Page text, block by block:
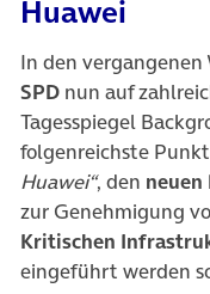
Huawei
In den vergangenen
SPD nun auf
Tagesspiegel
folgenreichste
Huawei“, den neuen
zur Genehmigung
Kritischen
eingeführt werden